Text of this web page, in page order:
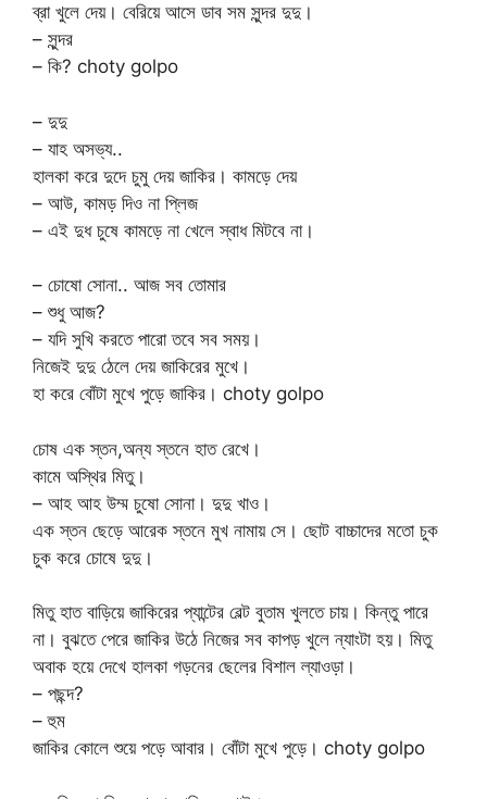
ব্রা খুলে দেয়। বেরিয়ে আসে ডাব সম সুন্দর দুদু।
– সুন্দর
– কি? choty golpo
– দুদু
– যাহ অসভ্য..
হালকা করে দুদে চুমু দেয় জাকির। কামড়ে দেয়
– আউ, কামড় দিও না প্লিজ
– এই দুধ চুষে কামড়ে না খেলে স্বাধ মিটবে না।
– চোষো সোনা.. আজ সব তোমার
– শুধু আজ?
– যদি সুখি করতে পারো তবে সব সময়।
নিজেই দুদু ঠেলে দেয় জাকিরের মুখে।
হা করে বোঁটা মুখে পুড়ে জাকির। choty golpo
চোষ এক স্তন,অন্য স্তনে হাত রেখে।
কামে অস্থির মিতু।
– আহ আহ উম্ম চুষো সোনা। দুদু খাও।
এক স্তন ছেড়ে আরেক স্তনে মুখ নামায় সে। ছোট বাচ্চাদের মতো চুক
চুক করে চোষে দুদু।
মিতু হাত বাড়িয়ে জাকিরের প্যান্টের বেল্ট বুতাম খুলতে চায়। কিন্তু পারে
না। বুঝতে পেরে জাকির উঠে নিজের সব কাপড় খুলে ন্যাংটা হয়। মিতু
অবাক হয়ে দেখে হালকা গড়নের ছেলের বিশাল ল্যাওড়া।
– পছন্দ?
– হুম
জাকির কোলে শুয়ে পড়ে আবার। বোঁটা মুখে পুড়ে। choty golpo